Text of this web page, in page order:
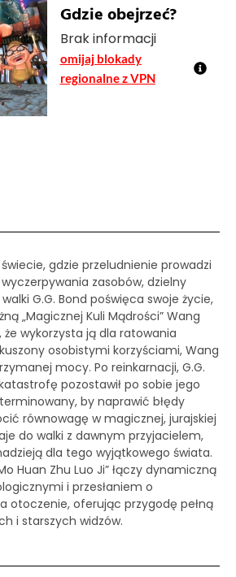
Gdzie obejrzeć?
Brak informacji
omijaj blokady
regionalne z VPN
gdzie przeludnienie prowadzi
zasobów, dzielny
G.G. Bond poświęca swoje życie,
„Magicznej Kuli Mądrości” Wang
że wykorzysta ją dla ratowania
osobistymi korzyściami, Wang
mocy. Po reinkarnacji, G.G.
pozostawił po sobie jego
by naprawić błędy
równowagę w magicznej, jurajskiej
do walki z dawnym przyjacielem,
dla tego wyjątkowego świata.
Huan Zhu Luo Ji” łączy dynamiczną
i przesłaniem o
otoczenie, oferując przygodę pełną
i starszych widzów.